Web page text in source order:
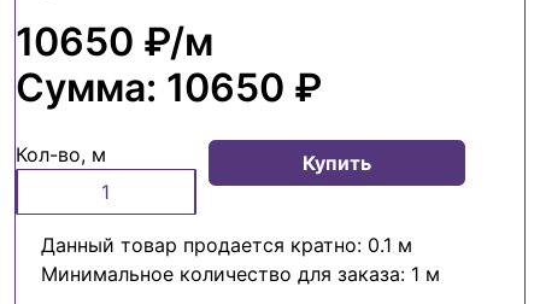
10650 ₽/м
Сумма: 10650 ₽
Кол-во, м Купить
Данный товар продается кратно: 0.1 м
Минимальное количество для заказа: 1 м